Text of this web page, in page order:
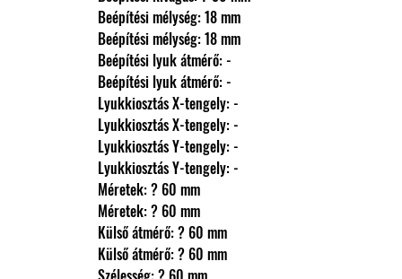
                Beépítési mélység: 18 mm
                Beépítési mélység: 18 mm
                Beépítési lyuk átmérő: -
                Beépítési lyuk átmérő: -
                Lyukkiosztás X-tengely: -
                Lyukkiosztás X-tengely: -
                Lyukkiosztás Y-tengely: -
                Lyukkiosztás Y-tengely: -
                Méretek: ? 60 mm
                Méretek: ? 60 mm
                Külső átmérő: ? 60 mm
                Külső átmérő: ? 60 mm